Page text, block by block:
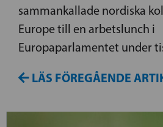
sammankallade nordiska
Europe till en arbetslunch i
Europaparlamentet under
LÄS FÖREGÅENDE